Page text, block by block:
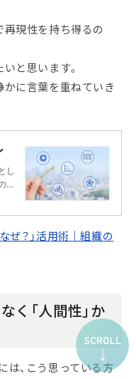
再現性を持ち得るの
と思います。
かに言葉を重ねていき
し
非
ぜ？」活用術｜組織の
く「人間性」か
は、こう思っている方